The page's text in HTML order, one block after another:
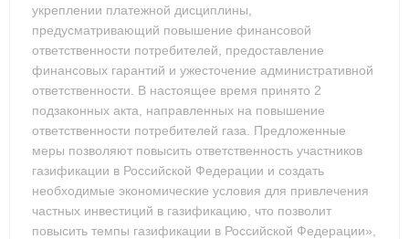
укреплении платежной дисциплины,
предусматривающий повышение финансовой
ответственности потребителей, предоставление
финансовых гарантий и ужесточение административной
ответственности. В настоящее время принято 2
подзаконных акта, направленных на повышение
ответственности потребителей газа. Предложенные
меры позволяют повысить ответственность участников
газификации в Российской Федерации и создать
необходимые экономические условия для привлечения
частных инвестиций в газификацию, что позволит
повысить темпы газификации в Российской Федерации»,